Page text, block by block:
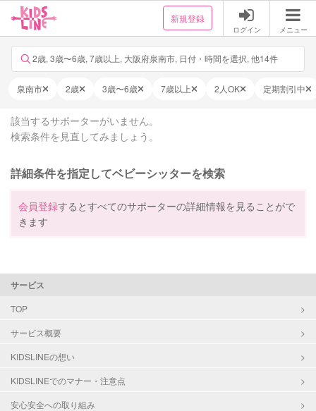
新規登録
ログイン メニュー
2歳, 3歳〜6歳, 7歳以上, 大阪府泉南市, 日付・時間を選択, 他14件
泉南市 2歳 3歳〜6歳 7歳以上 2人OK 定期割引中
該当するサポーターがいません。
検索条件を見直してみましょう。
詳細条件を指定してベビーシッターを検索
会員登録するとすべてのサポーターの詳細情報を見ることがで
きます
サービス
TOP
サービス概要
KIDSLINEの想い
KIDSLINEでのマナー・注意点
安心安全への取り組み